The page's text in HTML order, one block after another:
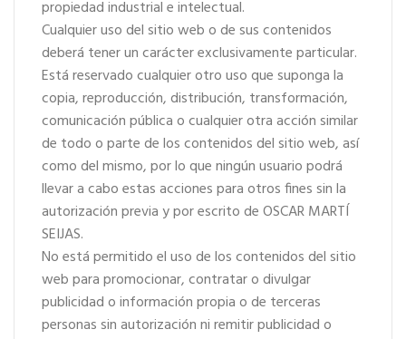
propiedad industrial e intelectual.
Cualquier uso del sitio web o de sus contenidos
deberá tener un carácter exclusivamente particular.
Está reservado cualquier otro uso que suponga la
copia, reproducción, distribución, transformación,
comunicación pública o cualquier otra acción similar
de todo o parte de los contenidos del sitio web, así
como del mismo, por lo que ningún usuario podrá
llevar a cabo estas acciones para otros fines sin la
autorización previa y por escrito de OSCAR MARTÍ
SEIJAS.
No está permitido el uso de los contenidos del sitio
web para promocionar, contratar o divulgar
publicidad o información propia o de terceras
personas sin autorización ni remitir publicidad o